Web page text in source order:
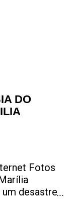
DO
Fotos
desastre